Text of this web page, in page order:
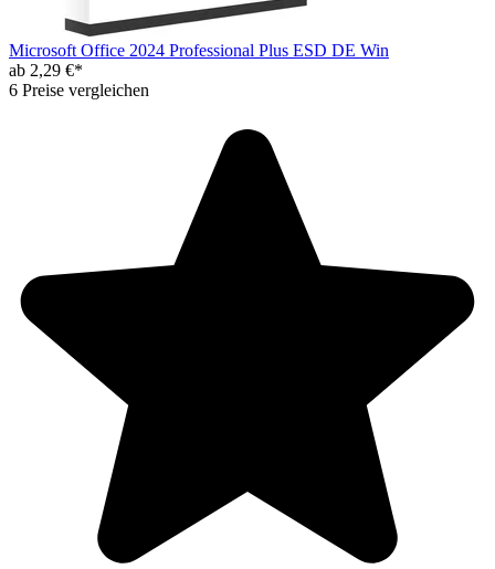
Microsoft Office 2024 Professional Plus ESD DE Win
ab 2,29 €*
6 Preise vergleichen